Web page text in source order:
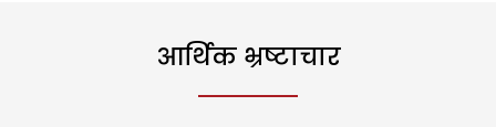
आर्थिक भ्रष्टाचार